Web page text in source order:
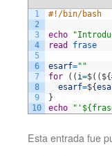
1
2
3
4
5
6
7
8
9
10
#!/bin/bash
echo
read
frase
esarf=""
for
( ( i=$( ( ${
esarf=${
}
echo
Esta entrada fue